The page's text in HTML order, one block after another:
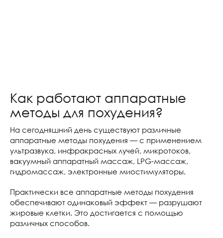
Как работают аппаратные
методы для похудения?
На сегодняшний день существуют различные
аппаратные методы похудения — с применением
ультразвука, инфракрасных лучей, микротоков,
вакуумный аппаратный массаж, LPG-массаж,
гидромассаж, электронные миостимуляторы.
Практически все аппаратные методы похудения
обеспечивают одинаковый эффект — разрушают
жировые клетки. Это достигается с помощью
различных способов.